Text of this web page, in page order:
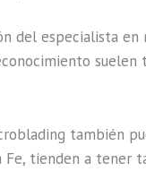
del especialista
también
tienden a tener